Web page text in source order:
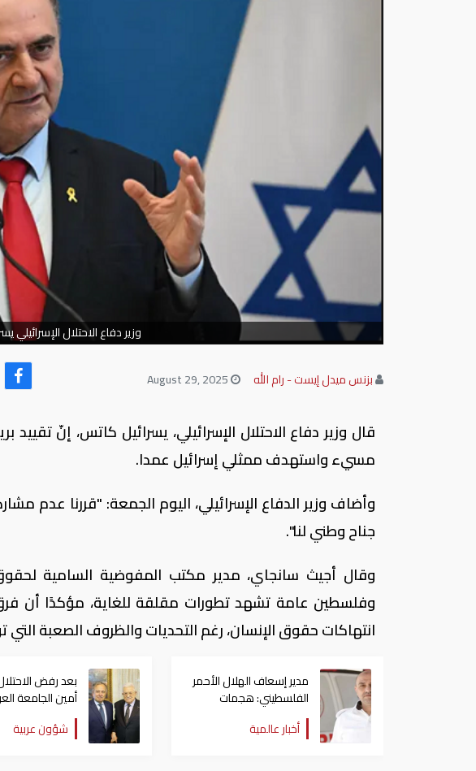
وزير دفاع الاحتلال الإسرائيلي
بزنس ميدل إيست - رام الله
قال وزير دفاع الاحتلال الإسرائيلي، يسرائيل كاتس، إنّ
مسيء واستهدف ممثلي إسرائيل عمدا.
وأضاف وزير الدفاع الإسرائيلي، اليوم الجمعة: "قررنا عدم
جناح وطني لنا".
وقال أجيث سانجاي، مدير مكتب المفوضية السامية
وفلسطين عامة تشهد تطورات مقلقة للغاية، مؤكدًا أن
انتهاكات حقوق الإنسان، رغم التحديات والظروف الصعبة التي
مدير إسعاف الهلال الأحمر
الفلسطيني: هجمات
المستوطنين العنيفة على
بلدات الضفة الغربية لا
أخبار عالمية
بعد رفض الاحتلال
أمين الجامعة
يلتقي الرئيس
في الأردن
شؤون عربية